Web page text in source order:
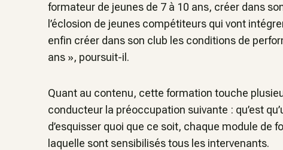
formateur de jeunes de 7 à 10 ans, créer dans
l’éclosion de jeunes compétiteurs qui vont
enfin créer dans son club les conditions de
ans », poursuit-il.
Quant au contenu, cette formation touche
conducteur la préoccupation suivante : qu’est
d’esquisser quoi que ce soit, chaque module de
laquelle sont sensibilisés tous les intervenants.